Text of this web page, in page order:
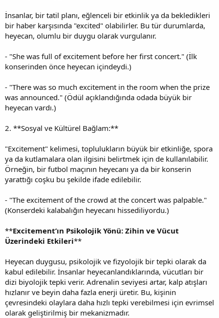
İnsanlar, bir tatil planı, eğlenceli bir etkinlik ya da bekledikleri
bir haber karşısında "excited" olabilirler. Bu tür durumlarda,
heyecan, olumlu bir duygu olarak vurgulanır.
- "She was full of excitement before her first concert." (İlk
konserinden önce heyecan içindeydi.)
- "There was so much excitement in the room when the prize
was announced." (Ödül açıklandığında odada büyük bir
heyecan vardı.)
2. **Sosyal ve Kültürel Bağlam:**
"Excitement" kelimesi, toplulukların büyük bir etkinliğe, spora
ya da kutlamalara olan ilgisini belirtmek için de kullanılabilir.
Örneğin, bir futbol maçının heyecanı ya da bir konserin
yarattığı coşku bu şekilde ifade edilebilir.
- "The excitement of the crowd at the concert was palpable."
(Konserdeki kalabalığın heyecanı hissediliyordu.)
**Excitement’ın Psikolojik Yönü: Zihin ve Vücut
Üzerindeki Etkileri**
Heyecan duygusu, psikolojik ve fizyolojik bir tepki olarak da
kabul edilebilir. İnsanlar heyecanlandıklarında, vücutları bir
dizi biyolojik tepki verir. Adrenalin seviyesi artar, kalp atışları
hızlanır ve beyin daha fazla enerji üretir. Bu, kişinin
çevresindeki olaylara daha hızlı tepki verebilmesi için evrimsel
olarak geliştirilmiş bir mekanizmadır.